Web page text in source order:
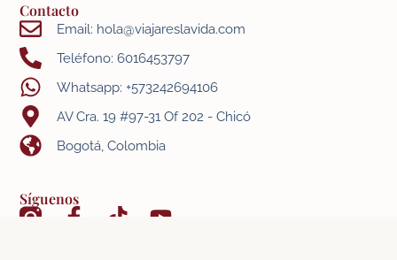
Contacto
Email: hola@viajareslavida.com
Teléfono: 6016453797
Whatsapp: +573242694106
AV Cra. 19 #97-31 Of 202 - Chicó
Bogotá, Colombia
Síguenos